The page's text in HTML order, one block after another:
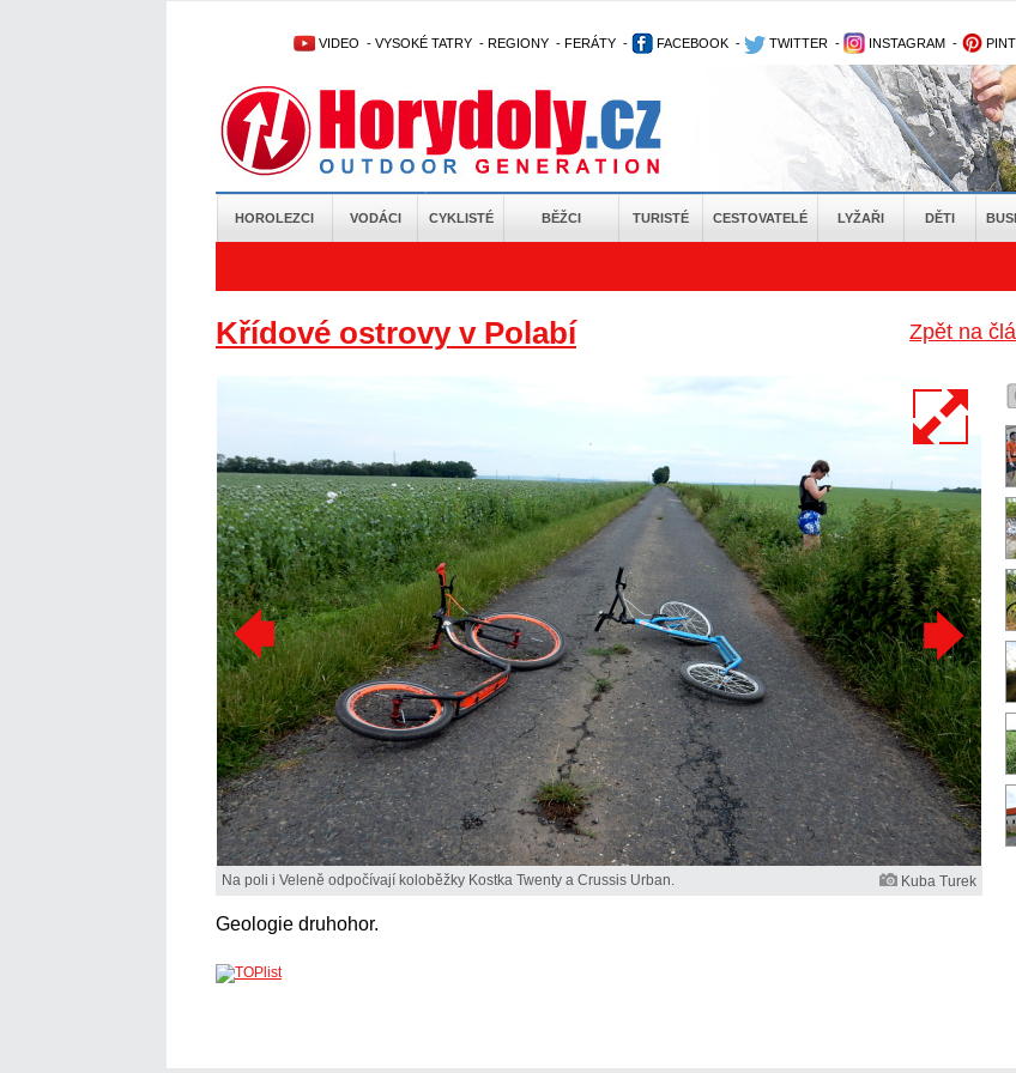
VIDEO - VYSOKÉ TATRY - REGIONY - FERÁTY - FACEBOOK - TWITTER - INSTAGRAM -
HOROLEZCI VODÁCI CYKLISTÉ BĚŽCI TURISTÉ CESTOVATELÉ LYŽAŘI DĚTI
Zpět na
Křídové ostrovy v Polabí
Na poli i Veleně odpočívají koloběžky Kostka Twenty a Crussis Urban. Kuba Turek
Geologie druhohor.